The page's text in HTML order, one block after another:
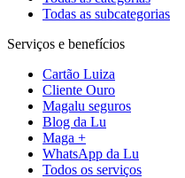
Todas as subcategorias
Serviços e benefícios
Cartão Luiza
Cliente Ouro
Magalu seguros
Blog da Lu
Maga +
WhatsApp da Lu
Todos os serviços